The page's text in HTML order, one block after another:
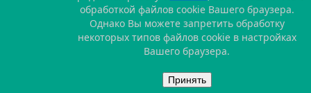
обработкой файлов cookie Вашего браузера.
Однако Вы можете запретить обработку
некоторых типов файлов cookie в настройках
Вашего браузера.
Принять